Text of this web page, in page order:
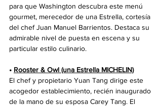
para que Washington descubra este menú
gourmet, merecedor de una Estrella, cortesía
del chef Juan Manuel Barrientos. Destaca su
admirable nivel de puesta en escena y su
particular estilo culinario.
• Rooster & Owl (una Estrella MICHELIN)
El chef y propietario Yuan Tang dirige este
acogedor establecimiento, recién inaugurado
de la mano de su esposa Carey Tang. El